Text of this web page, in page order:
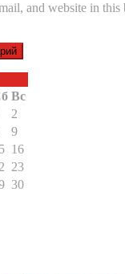
and website in
Вс
2
9
16
23
30